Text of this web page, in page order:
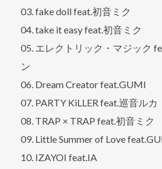
03. fake doll feat.初音ミク
04. take it easy feat.初音ミク
05. エレクトリック・マジック
ン
06. Dream Creator feat.GUMI
07. PARTY KiLLER feat.巡音ルカ
08. TRAP × TRAP feat.初音ミク
09. Little Summer of Love
10. IZAYOI feat.IA